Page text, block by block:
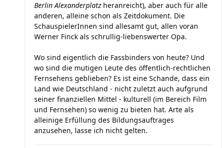
Berlin Alexanderplatz heranreicht), aber auch für alle
anderen, alleine schon als Zeitdokument. Die
SchauspielerInnen sind allesamt gut, allen voran
Werner Finck als schrullig-liebenswerter Opa.
Wo sind eigentlich die Fassbinders von heute? Und
wo sind die mutigen Leute des öffentlich-rechtlichen
Fernsehens geblieben? Es ist eine Schande, dass ein
Land wie Deutschland - nicht zuletzt auch aufgrund
seiner finanziellen Mittel - kulturell (im Bereich Film
und Fernsehen) so wenig zu bieten hat. Arte als
alleinige Erfüllung des Bildungsauftrages
anzusehen, lasse ich nicht gelten.